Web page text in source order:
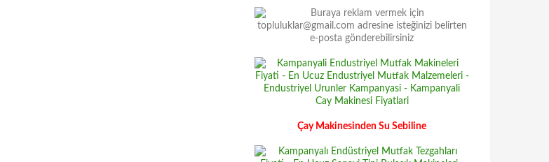
Çay Makinesinden Su Sebiline